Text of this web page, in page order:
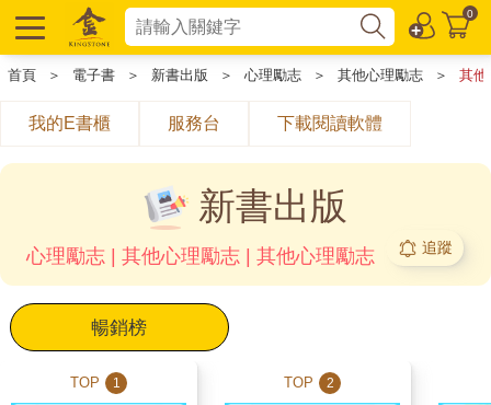
0
首頁 ＞ 電子書 ＞ 新書出版 ＞ 心理勵志 ＞ 其他心理勵志 ＞ 其他
我的E書櫃 服務台 下載閱讀軟體
新書出版
心理勵志 | 其他心理勵志 | 其他心理勵志 追蹤
暢銷榜
TOP 1 TOP 2